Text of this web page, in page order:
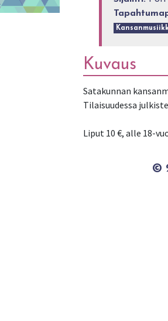
Kuvaus
Satakunnan
Tilaisuudessa
Liput 10 €, alle 18-
©